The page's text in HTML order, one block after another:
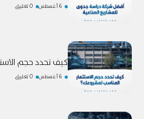
6 أغسطس 0 تعليق
كيف تحدد حجم
6 أغسطس 0 تعليق